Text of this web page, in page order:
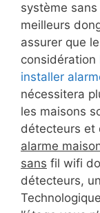
système
meilleurs
assurer que
considération
installer
nécessitera
les maisons
détecteurs et
alarme
sans fil wifi
détecteurs,